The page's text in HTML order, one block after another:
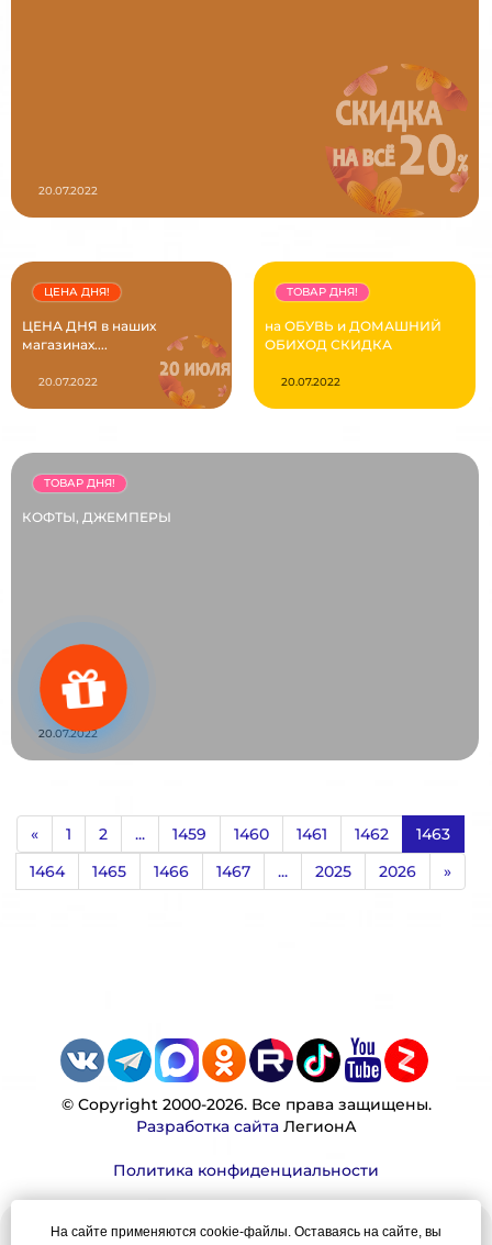
20.07.2022
ЦЕНА ДНЯ в наших
магазинах....
ЦЕНА ДНЯ!
20.07.2022
на ОБУВЬ и ДОМАШНИЙ
ОБИХОД СКИДКА
ТОВАР ДНЯ!
20.07.2022
КОФТЫ, ДЖЕМПЕРЫ
ТОВАР ДНЯ!
20.07.2022
« 1 2 ... 1459 1460 1461 1462
1463
1464
1465 1466 1467 ... 2025 2026 »
© Copyright 2000-2026. Все права защищены.
Разработка сайтаЛегионА
Политика конфиденциальности
На сайте применяются cookie-файлы. Оставаясь на сайте, вы